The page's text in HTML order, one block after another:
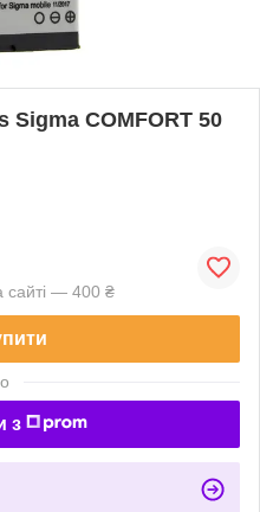
Sigma COMFORT 50
сайті — 400 ₴
з